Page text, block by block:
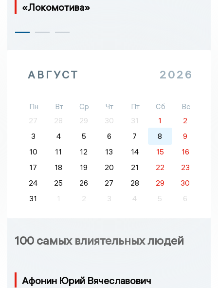
«Локомотива»
АВГУСТ 2026
Пн Вт Ср Чт Пт Сб
Вс
27
28 29 30 31 1
2
3
4 5 6 7 8
9
10
11 12 13 14 15
16
17
18 19 20 21 22
23
24
25 26 27 28 29
30
31
1 2 3 4 5 6
100 самых влиятельных людей
Афонин Юрий Вячеславович